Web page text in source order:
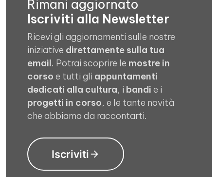
Rimani aggiornato
Iscriviti alla Newsletter
Ricevi gli aggiornamenti sulle nostre
iniziative direttamente sulla tua
email. Potrai scoprire le mostre in
corso e tutti gli appuntamenti
dedicati alla cultura, i bandi e i
progetti in corso, e le tante novità
che abbiamo da raccontarti.
Iscriviti